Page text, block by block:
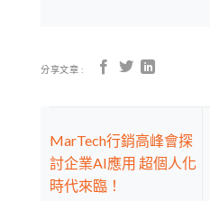
分享文章 :
MarTech行銷高峰會探
討企業AI應用 超個人化
時代來臨！